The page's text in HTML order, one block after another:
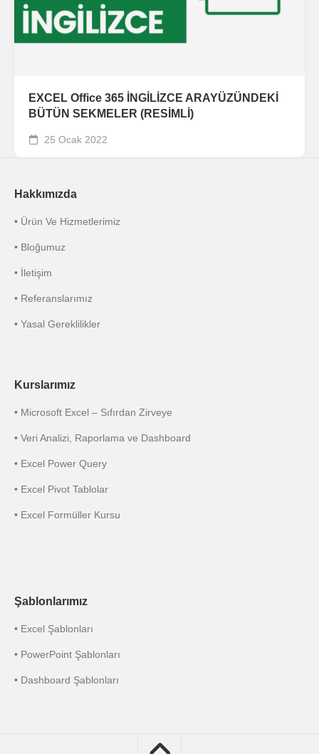
EXCEL Office 365 İNGİLİZCE ARAYÜZÜNDEKİ
BÜTÜN SEKMELER (RESİMLİ)
25 Ocak 2022
Hakkımızda
• Ürün Ve Hizmetlerimiz
• Bloğumuz
• İletişim
• Referanslarımız
• Yasal Gereklilikler
Kurslarımız
• Microsoft Excel – Sıfırdan Zirveye
• Veri Analizi, Raporlama ve Dashboard
• Excel Power Query
• Excel Pivot Tablolar
• Excel Formüller Kursu
Şablonlarımız
• Excel Şablonları
• PowerPoint Şablonları
• Dashboard Şablonları